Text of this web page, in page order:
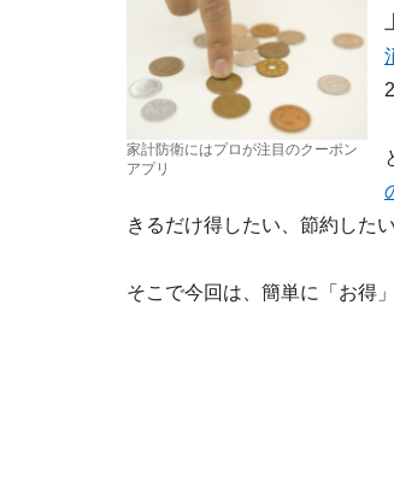
家計防衛にはプロが注目のクーポン
アプリ
きるだけ得したい、節約した
そこで今回は、簡単に「お得